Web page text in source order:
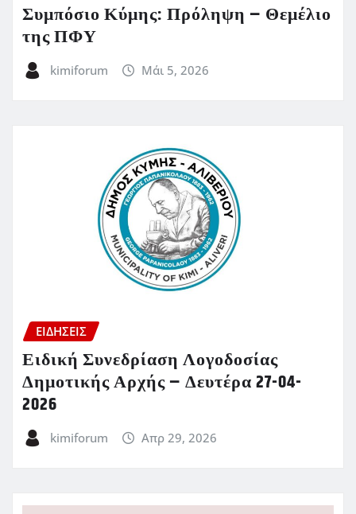
Συμπόσιο Κύμης: Πρόληψη – Θεμέλιο
της ΠΦΥ
kimiforum Μάι 5, 2026
ΕΙΔΗΣΕΙΣ
Ειδική Συνεδρίαση Λογοδοσίας
Δημοτικής Αρχής – Δευτέρα 27-04-
2026
kimiforum Απρ 29, 2026